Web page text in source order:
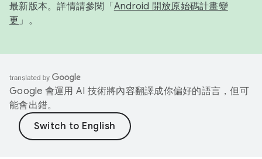
最新版本。詳情請參閱「 Android 開放原始碼計畫變
更 」。
Google 會運用 AI 技術將內容翻譯成你偏好的語言，但可
能會出錯。